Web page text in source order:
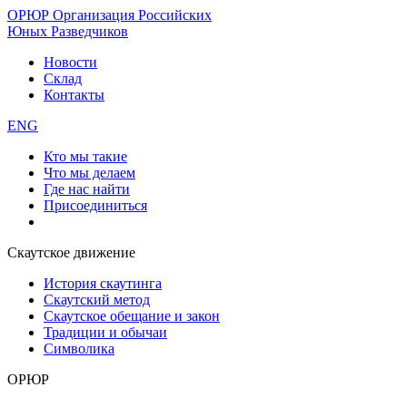
ОРЮР Организация Российских
Юных Разведчиков
Новости
Склад
Контакты
ENG
Кто мы такие
Что мы делаем
Где нас найти
Присоединиться
Скаутское движение
История скаутинга
Скаутский метод
Скаутское обещание и закон
Традиции и обычаи
Символика
ОРЮР